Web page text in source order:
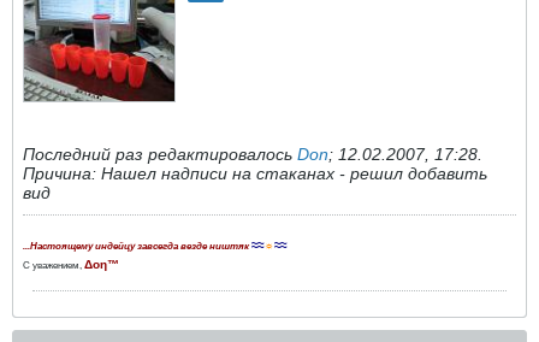
Последний раз редактировалось Don; 12.02.2007, 17:28.
Причина: Нашел надписи на стаканах - решил добавить
вид
...Настоящему индейцу завсегда везде ништяк≈≈☼≈≈
С уважением, Δοη™